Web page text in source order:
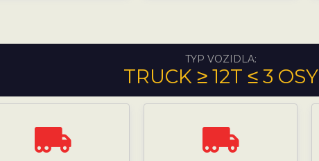
TYP VOZIDLA:
TRUCK ≥ 12T ≤ 3 OSY